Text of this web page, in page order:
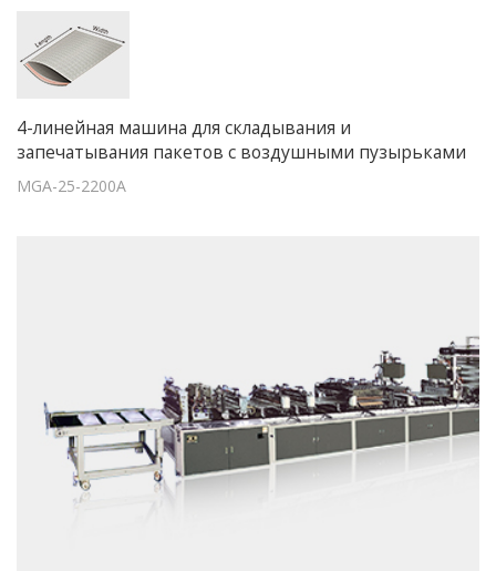
4-линейная машина для складывания и
запечатывания пакетов с воздушными пузырьками
MGA-25-2200A